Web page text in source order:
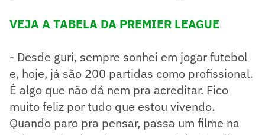
VEJA A TABELA DA PREMIER LEAGUE
- Desde guri, sempre sonhei em jogar futebol
e, hoje, já são 200 partidas como profissional.
É algo que não dá nem pra acreditar. Fico
muito feliz por tudo que estou vivendo.
Quando paro pra pensar, passa um filme na